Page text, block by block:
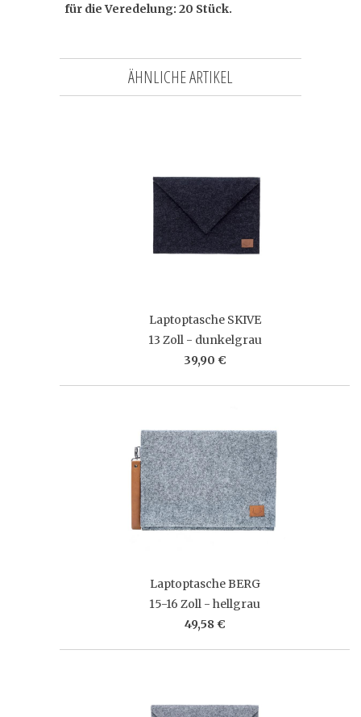
für die Veredelung: 20 Stück.
ÄHNLICHE ARTIKEL
Laptoptasche SKIVE
13 Zoll - dunkelgrau
39,90 €
Laptoptasche BERG
15-16 Zoll - hellgrau
49,58 €